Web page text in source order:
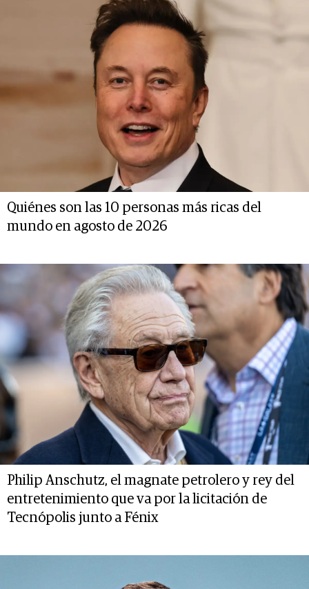
Quiénes son las 10 personas más ricas del
mundo en agosto de 2026
Philip Anschutz, el magnate petrolero y rey del
entretenimiento que va por la licitación de
Tecnópolis junto a Fénix